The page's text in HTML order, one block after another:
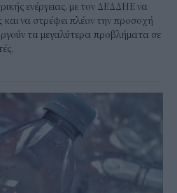
ενέργειας, με τον ΔΕΔΔΗΕ να
και να στρέφει πλέον την προσοχή
τα μεγαλύτερα προβλήματα σε